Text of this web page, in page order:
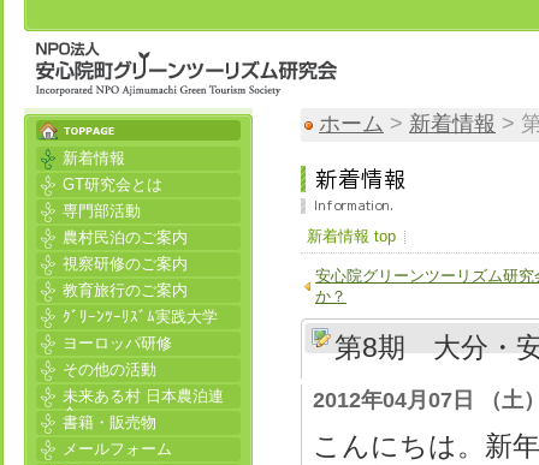
ホーム > 新着情報 >
新着情報 top
安心院グリーンツーリズム研
か？
第8期 大分・
2012年04月07日 （土
こんにちは。新
新着情報
GT研究会とは
専門部活動
農村民泊のご案内
視察研修のご案内
教育旅行のご案内
ｸﾞﾘｰﾝﾂｰﾘｽﾞﾑ実践大学
ヨーロッパ研修
その他の活動
未来ある村 日本農泊連
合
書籍・販売物
メールフォーム